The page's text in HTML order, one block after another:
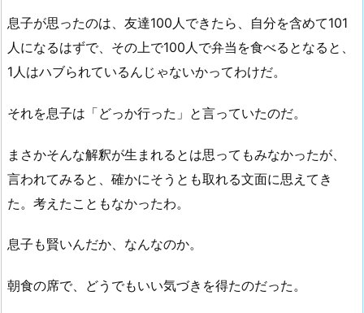
息子が思ったのは、友達100人できたら、自分を含めて101
人になるはずで、その上で100人で弁当を食べるとなると、
1人はハブられているんじゃないかってわけだ。
それを息子は「どっか行った」と言っていたのだ。
まさかそんな解釈が生まれるとは思ってもみなかったが、
言われてみると、確かにそうとも取れる文面に思えてき
た。考えたこともなかったわ。
息子も賢いんだか、なんなのか。
朝食の席で、どうでもいい気づきを得たのだった。